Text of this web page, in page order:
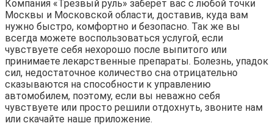
Компания «Трезвый руль» заберёт вас с любой точки
Москвы и Московской области, доставив, куда вам
нужно быстро, комфортно и безопасно. Так же вы
всегда можете воспользоваться услугой, если
чувствуете себя нехорошо после выпитого или
принимаете лекарственные препараты. Болезнь, упадок
сил, недостаточное количество сна отрицательно
сказываются на способности к управлению
автомобилем, поэтому, если вы неважно себя
чувствуете или просто решили отдохнуть, звоните нам
или скачайте наше приложение.